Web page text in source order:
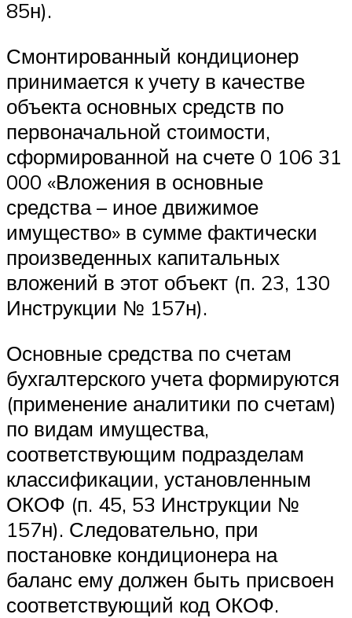
85н).
Смонтированный кондиционер
принимается к учету в качестве
объекта основных средств по
первоначальной стоимости,
сформированной на счете 0 106 31
000 «Вложения в основные
средства – иное движимое
имущество» в сумме фактически
произведенных капитальных
вложений в этот объект (п. 23, 130
Инструкции № 157н).
Основные средства по счетам
бухгалтерского учета формируются
(применение аналитики по счетам)
по видам имущества,
соответствующим подразделам
классификации, установленным
ОКОФ (п. 45, 53 Инструкции №
157н). Следовательно, при
постановке кондиционера на
баланс ему должен быть присвоен
соответствующий код ОКОФ.